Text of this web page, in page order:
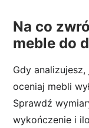
Na co
meble do
Gdy
oceniaj mebli
Sprawdź
wykończenie i